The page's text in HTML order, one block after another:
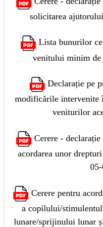
solicitarea
Lista bunurilor
venitului minim
Declarație pe
modificările intervenite
veniturilor
Cerere -
acordarea unor
Cerere pentru
a copilului/
lunare/sprijinului lunar